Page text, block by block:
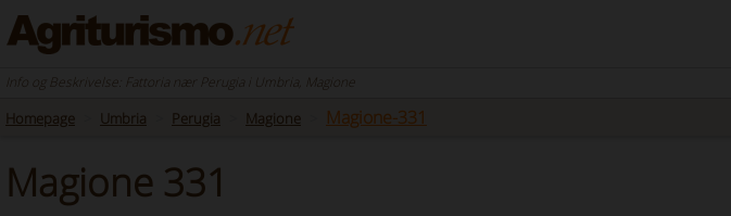
Info og Beskrivelse: Fattoria nær Perugia i Umbria, Magione
Homepage Umbria Perugia Magione Magione-331
Magione 331